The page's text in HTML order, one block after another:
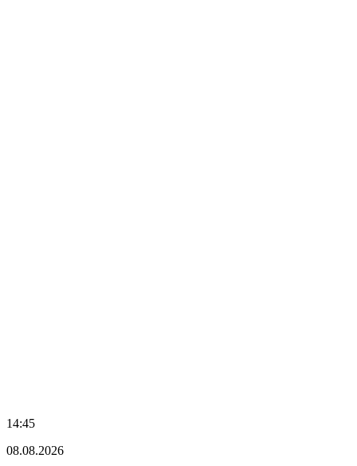
14:45
08.08.2026